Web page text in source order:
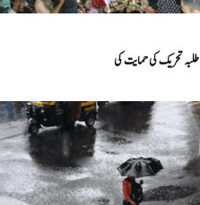
تحریک کی حمایت کی